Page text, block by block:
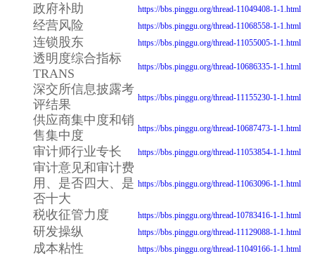
政府补助 https://bbs.pinggu.org/thread-11049408-1-1.html
经营风险 https://bbs.pinggu.org/thread-11068558-1-1.html
连锁股东 https://bbs.pinggu.org/thread-11055005-1-1.html
透明度综合指标
TRANS
https://bbs.pinggu.org/thread-10686335-1-1.html
深交所信息披露考
评结果
https://bbs.pinggu.org/thread-11155230-1-1.html
供应商集中度和销
售集中度
https://bbs.pinggu.org/thread-10687473-1-1.html
审计师行业专长 https://bbs.pinggu.org/thread-11053854-1-1.html
审计意见和审计费
用、是否四大、是
否十大
https://bbs.pinggu.org/thread-11063096-1-1.html
税收征管力度 https://bbs.pinggu.org/thread-10783416-1-1.html
研发操纵 https://bbs.pinggu.org/thread-11129088-1-1.html
成本粘性 https://bbs.pinggu.org/thread-11049166-1-1.html